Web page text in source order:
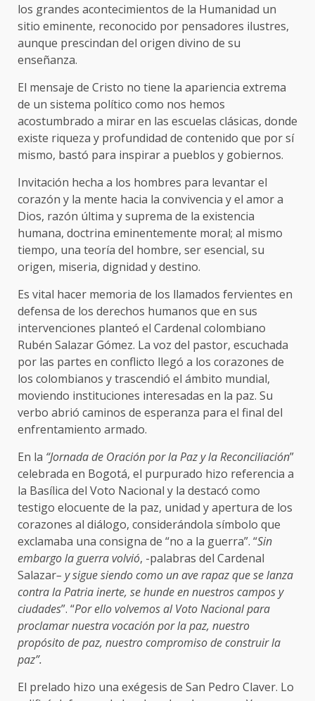
los grandes acontecimientos de la Humanidad un
sitio eminente, reconocido por pensadores ilustres,
aunque prescindan del origen divino de su
enseñanza.
El mensaje de Cristo no tiene la apariencia extrema
de un sistema político como nos hemos
acostumbrado a mirar en las escuelas clásicas, donde
existe riqueza y profundidad de contenido que por sí
mismo, bastó para inspirar a pueblos y gobiernos.
Invitación hecha a los hombres para levantar el
corazón y la mente hacia la convivencia y el amor a
Dios, razón última y suprema de la existencia
humana, doctrina eminentemente moral; al mismo
tiempo, una teoría del hombre, ser esencial, su
origen, miseria, dignidad y destino.
Es vital hacer memoria de los llamados fervientes en
defensa de los derechos humanos que en sus
intervenciones planteó el Cardenal colombiano
Rubén Salazar Gómez. La voz del pastor, escuchada
por las partes en conflicto llegó a los corazones de
los colombianos y trascendió el ámbito mundial,
moviendo instituciones interesadas en la paz. Su
verbo abrió caminos de esperanza para el final del
enfrentamiento armado.
En la “Jornada de Oración por la Paz y la Reconciliación”
celebrada en Bogotá, el purpurado hizo referencia a
la Basílica del Voto Nacional y la destacó como
testigo elocuente de la paz, unidad y apertura de los
corazones al diálogo, considerándola símbolo que
exclamaba una consigna de “no a la guerra”. “Sin
embargo la guerra volvió, -palabras del Cardenal
Salazar– y sigue siendo como un ave rapaz que se lanza
contra la Patria inerte, se hunde en nuestros campos y
ciudades”. “Por ello volvemos al Voto Nacional para
proclamar nuestra vocación por la paz, nuestro
propósito de paz, nuestro compromiso de construir la
paz”.
El prelado hizo una exégesis de San Pedro Claver. Lo